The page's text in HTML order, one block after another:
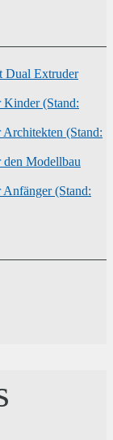
Dual Extruder
(Stand:
(Stand:
Modellbau
(Stand: